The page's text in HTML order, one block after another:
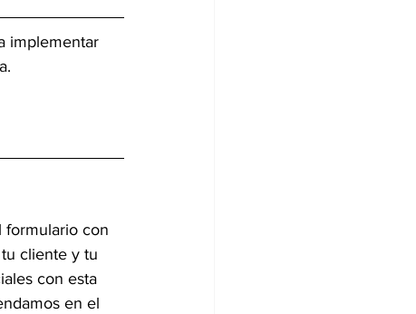
implementar
formulario con
cliente y tu
con esta
en el